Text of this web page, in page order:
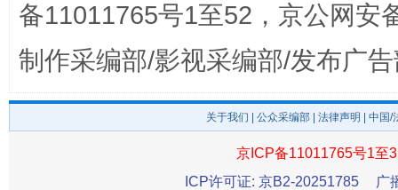
东山县通报“牛蛙产品抗生素超标问题” 法
备11011765号1至52，京公网安
制作采编部/影视采编部/发布广
关于我们 公众采编部 法律声明 | 中国
京ICP备11011765号1至
ICP许可证: 京B2-20251785
广